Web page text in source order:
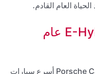
العام القادم.
بورش كايين تيربو E-Hybrid عام